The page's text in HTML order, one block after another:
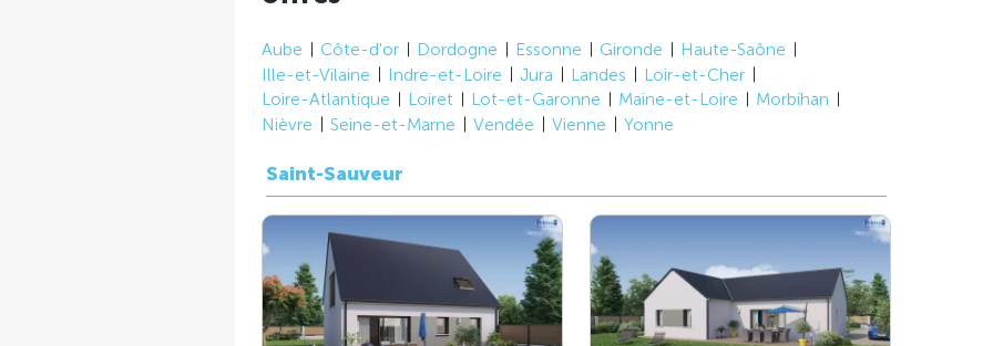
Aube Côte-d'or Dordogne Essonne Gironde
Haute-Saône
Ille-et-Vilaine
Indre-et-Loire Jura Landes
Loir-et-Cher
Loire-Atlantique
Loiret Lot-et-Garonne Maine-et-Loire
Morbihan
Nièvre
Seine-et-Marne Vendée Vienne Yonne
Saint-Sauveur